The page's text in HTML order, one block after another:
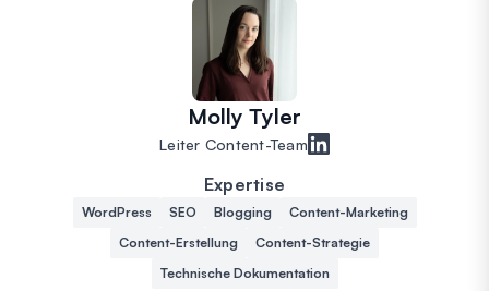
Molly Tyler
Leiter Content-Team
Expertise
WordPress SEO Blogging
Content-Marketing
Content-Erstellung
Content-Strategie
Technische Dokumentation